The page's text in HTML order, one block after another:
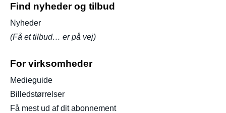
Find nyheder og tilbud
Nyheder
(Få et tilbud… er på vej)
For virksomheder
Medieguide
Billedstørrelser
Få mest ud af dit abonnement